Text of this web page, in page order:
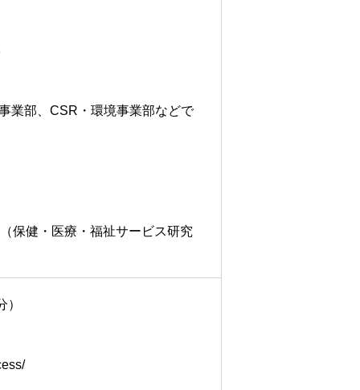
業部、CSR・環境事業部などで
保健・医療・福祉サービス研究